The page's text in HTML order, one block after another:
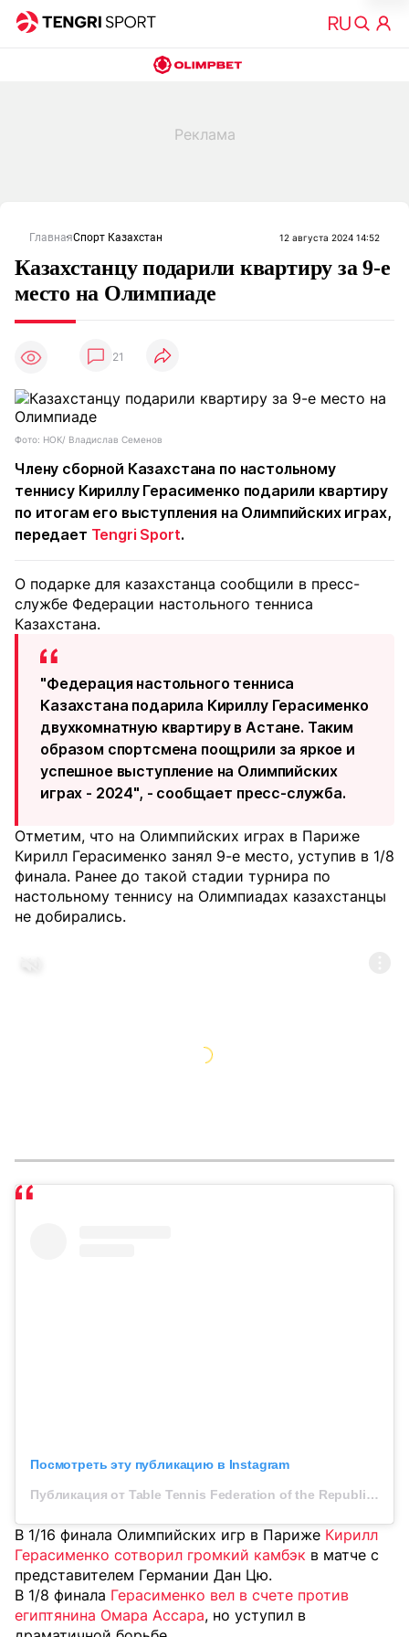
ГлавнаяСпорт Казахстан 12 августа 2024 14:52
Казахстанцу подарили квартиру за 9-е
место на Олимпиаде
21
Фото: НОК/ Владислав Семенов
Члену сборной Казахстана по настольному
теннису Кириллу Герасименко подарили квартиру
по итогам его выступления на Олимпийских играх,
передает Tengri Sport.
О подарке для казахстанца сообщили в пресс-
службе Федерации настольного тенниса
Казахстана.
"Федерация настольного тенниса
Казахстана подарила Кириллу Герасименко
двухкомнатную квартиру в Астане. Таким
образом спортсмена поощрили за яркое и
успешное выступление на Олимпийских
играх - 2024", - сообщает пресс-служба.
Отметим, что на Олимпийских играх в Париже
Кирилл Герасименко занял 9-е место, уступив в 1/8
финала. Ранее до такой стадии турнира по
настольному теннису на Олимпиадах казахстанцы
не добирались.
Посмотреть эту публикацию в Instagram
Публикация от Table Tennis Federation of the Republic of Kazakhstan (@ttfrk)
В 1/16 финала Олимпийских игр в Париже Кирилл
Герасименко сотворил громкий камбэк в матче с
представителем Германии Дан Цю.
В 1/8 финала Герасименко вел в счете против
египтянина Омара Ассара, но уступил в